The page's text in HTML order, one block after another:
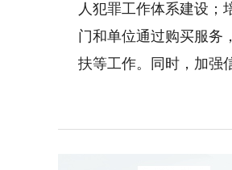
人犯罪工作体系建设；
门和单位通过购买服务
扶等工作。同时，加强